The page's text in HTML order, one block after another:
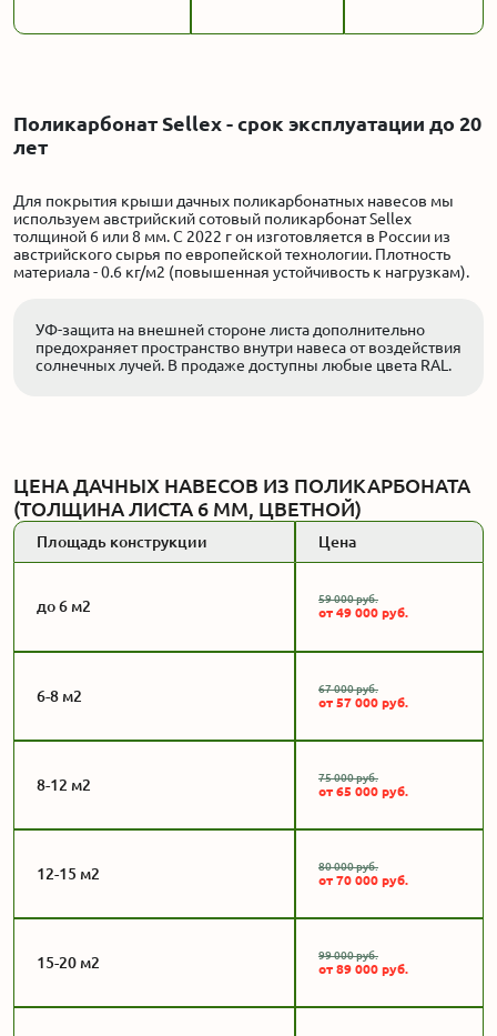
Поликарбонат Sellex - срок эксплуатации до 20
лет
Для покрытия крыши дачных поликарбонатных навесов мы
используем австрийский сотовый поликарбонат Sellex
толщиной 6 или 8 мм. С 2022 г он изготовляется в России из
австрийского сырья по европейской технологии. Плотность
материала - 0.6 кг/м2 (повышенная устойчивость к нагрузкам).
УФ-защита на внешней стороне листа дополнительно
предохраняет пространство внутри навеса от воздействия
солнечных лучей. В продаже доступны любые цвета RAL.
ЦЕНА ДАЧНЫХ НАВЕСОВ ИЗ ПОЛИКАРБОНАТА
(ТОЛЩИНА ЛИСТА 6 ММ, ЦВЕТНОЙ)
Площадь конструкции Цена
до 6 м2 59 000 руб.
от 49 000 руб.
6-8 м2 67 000 руб.
от 57 000 руб.
8-12 м2 75 000 руб.
от 65 000 руб.
12-15 м2 80 000 руб.
от 70 000 руб.
15-20 м2 99 000 руб.
от 89 000 руб.